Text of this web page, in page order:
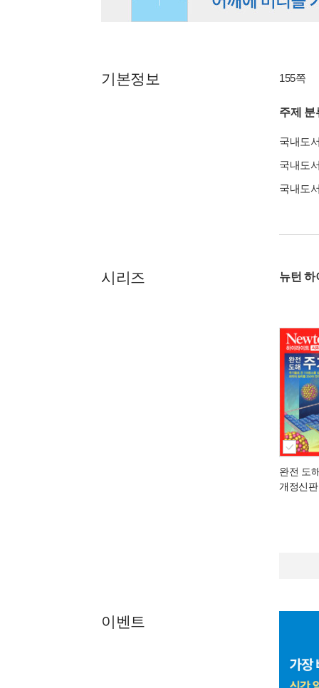
기본정보 155쪽
주제 분
국내도
국내도
국내도
시리즈 뉴턴
완전 도
개정신판
이벤트